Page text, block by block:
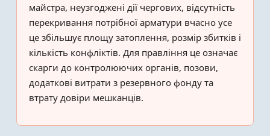
майстра, неузгоджені дії чергових, відсутність
перекривання потрібної арматури вчасно усе
це збільшує площу затоплення, розмір збитків і
кількість конфліктів. Для правління це означає
скарги до контролюючих органів, позови,
додаткові витрати з резервного фонду та
втрату довіри мешканців.